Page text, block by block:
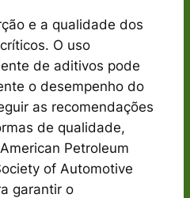
e a qualidade dos
O uso
de aditivos pode
o desempenho do
as recomendações
de qualidade,
Petroleum
of Automotive
garantir o